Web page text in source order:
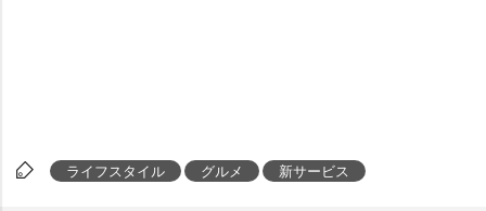
ライフスタイル グルメ 新サービス